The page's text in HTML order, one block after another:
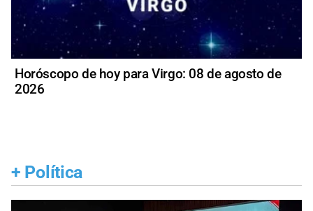
Horóscopo de hoy para Virgo: 08 de agosto de
2026
+ Política